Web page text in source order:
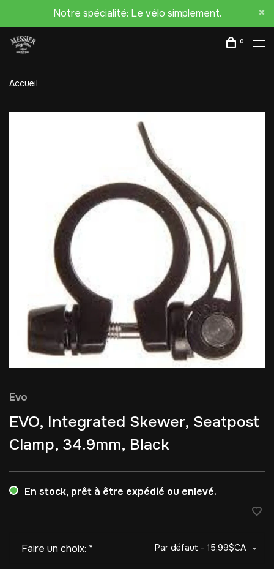
Notre spécialité: Le vélo simplement.
0
Accueil
Evo
EVO, Integrated Skewer, Seatpost
Clamp, 34.9mm, Black
En stock, prêt à être expédié ou enlevé.
Faire un choix: * Par défaut - 15,99$CA